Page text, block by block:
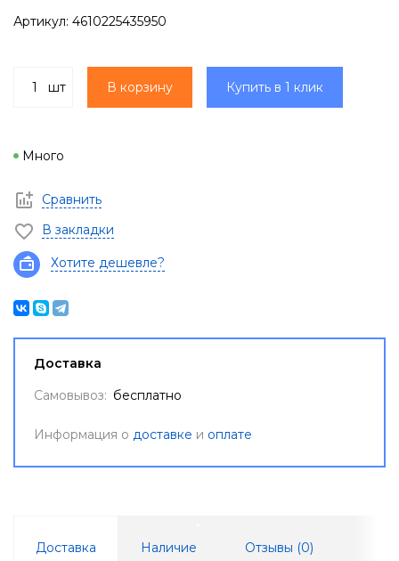
Артикул: 4610225435950
шт В корзину Купить в 1 клик
Много
Сравнить
В закладки
Хотите дешевле?
Доставка
Самовывоз: бесплатно
Информация о доставке и оплате
Доставка Наличие Отзывы (0)